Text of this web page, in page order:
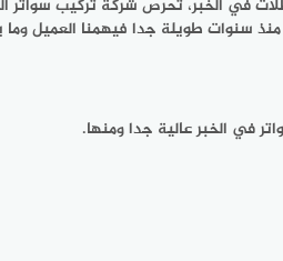
في الخبر، تحرص شركة تركيب
سنوات طويلة جدا فيهمنا العميل وما
في الخبر عالية جدا ومنها.